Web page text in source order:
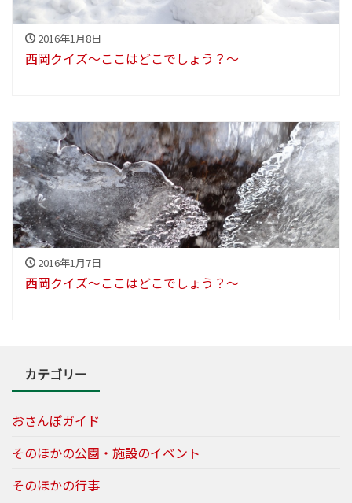
2016年1月8日
西岡クイズ～ここはどこでしょう？～
2016年1月7日
西岡クイズ～ここはどこでしょう？～
カテゴリー
おさんぽガイド
そのほかの公園・施設のイベント
そのほかの行事